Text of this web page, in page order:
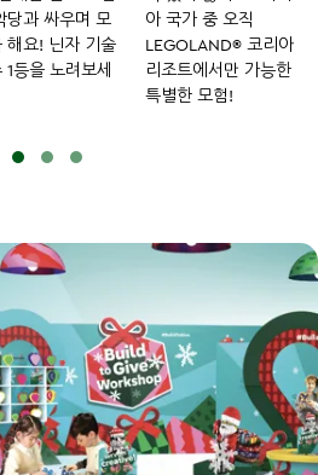
당과 싸우며 모
해요! 닌자 기술
1등을 노려보세
아 국가 중 오직
LEGOLAND® 코리아
리조트에서만 가능한
특별한 모험!